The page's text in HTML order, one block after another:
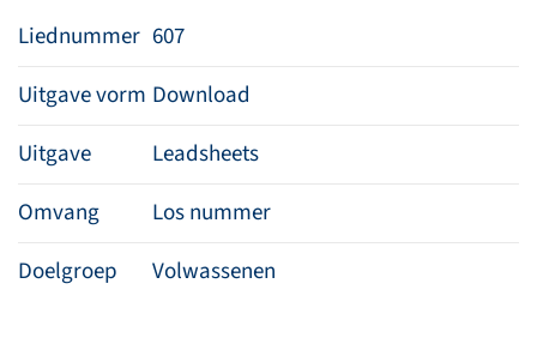
Liednummer 607
Uitgave vorm Download
Uitgave
Leadsheets
Omvang
Los nummer
Doelgroep
Volwassenen